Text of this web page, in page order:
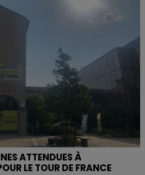
ATTENDUES À
LE TOUR DE FRANCE